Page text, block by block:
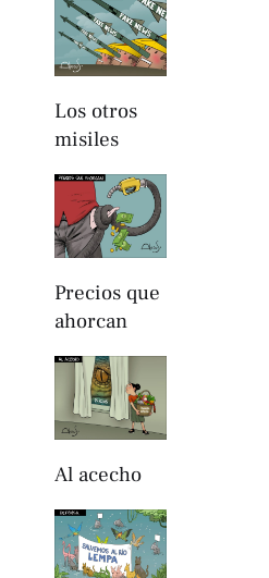
Los otros
misiles
Precios que
ahorcan
Al acecho